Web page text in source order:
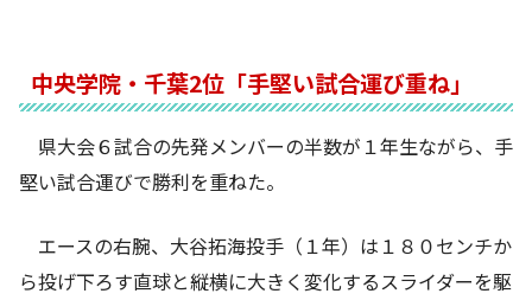
中央学院・千葉2位「手堅い試合運び重ね」
県大会６試合の先発メンバーの半数が１年生ながら、手
堅い試合運びで勝利を重ねた。
エースの右腕、大谷拓海投手（１年）は１８０センチか
ら投げ下ろす直球と縦横に大きく変化するスライダーを駆